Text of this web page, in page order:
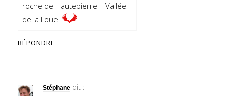
roche de Hautepierre – Vallée
de la Loue
RÉPONDRE
Stéphane dit :